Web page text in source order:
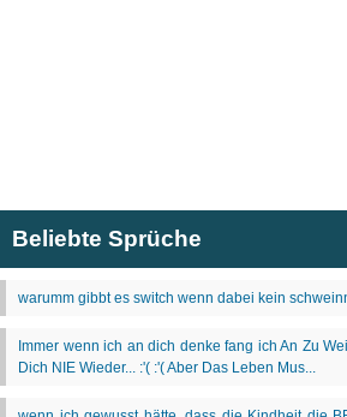
Beliebte Sprüche